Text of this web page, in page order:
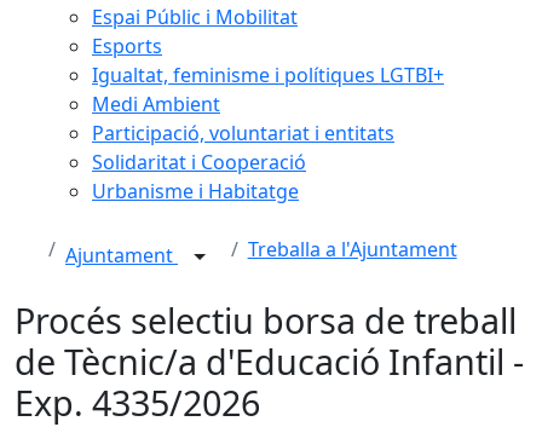
Espai Públic i Mobilitat
Esports
Igualtat, feminisme i polítiques LGTBI+
Medi Ambient
Participació, voluntariat i entitats
Solidaritat i Cooperació
Urbanisme i Habitatge
Ajuntament Treballa a l'Ajuntament
Procés selectiu borsa de treball
de Tècnic/a d'Educació Infantil -
Exp. 4335/2026